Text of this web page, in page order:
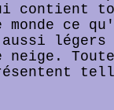
contient
monde ce
légers
neige.